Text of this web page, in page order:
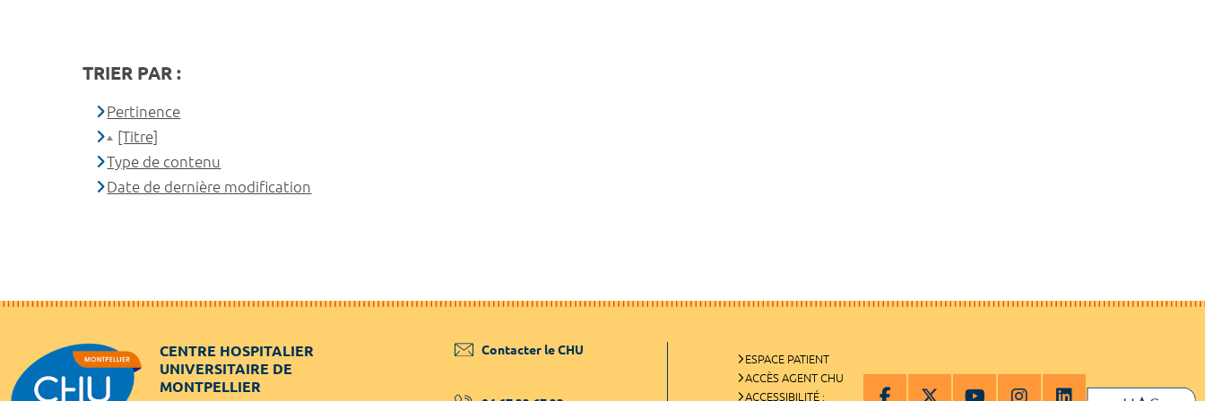
TRIER PAR :
Pertinence
[Titre]
Type de contenu
Date de dernière modification
CENTRE HOSPITALIER
UNIVERSITAIRE DE
MONTPELLIER
Contacter le CHU
ESPACE PATIENT
ACCÈS AGENT CHU
ACCESSIBILITÉ :